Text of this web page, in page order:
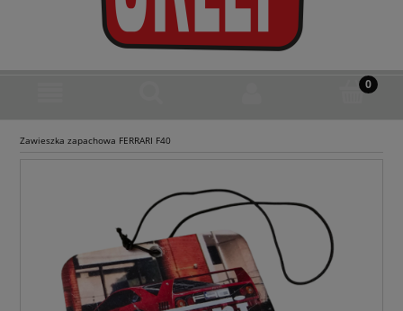
Zawieszka zapachowa FERRARI F40